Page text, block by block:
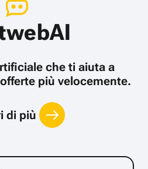
che ti aiuta a
più velocemente.
di più